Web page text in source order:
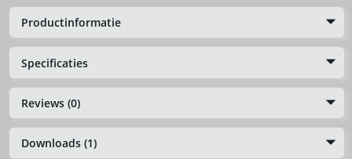
Productinformatie
Specificaties
Reviews (0)
Downloads (1)